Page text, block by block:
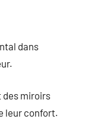
dans
des miroirs
leur confort.